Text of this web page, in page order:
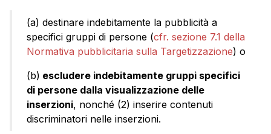
(a) destinare indebitamente la pubblicità a
specifici gruppi di persone (cfr. sezione 7.1 della
Normativa pubblicitaria sulla Targetizzazione) o
(b) escludere indebitamente gruppi specifici
di persone dalla visualizzazione delle
inserzioni, nonché (2) inserire contenuti
discriminatori nelle inserzioni.